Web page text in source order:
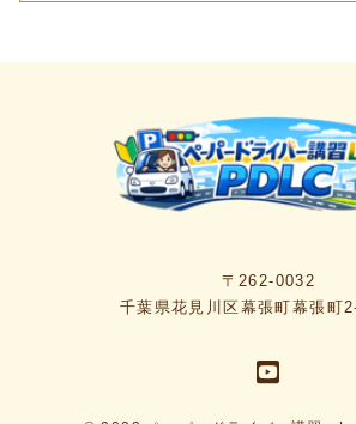
〒262-0032
千葉県花見川区幕張町幕張町